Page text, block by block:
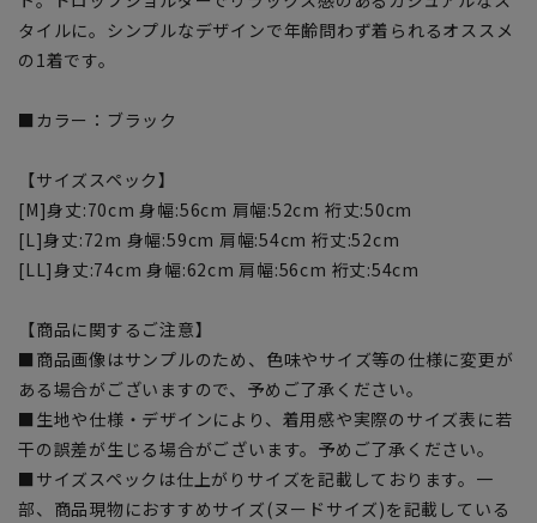
タイルに。シンプルなデザインで年齢問わず着られるオススメ
の1着です。
■カラー：ブラック
【サイズスペック】
[M]身丈:70cm 身幅:56cm 肩幅:52cm 裄丈:50cm
[L]身丈:72m 身幅:59cm 肩幅:54cm 裄丈:52cm
[LL]身丈:74cm 身幅:62cm 肩幅:56cm 裄丈:54cm
【商品に関するご注意】
■商品画像はサンプルのため、色味やサイズ等の仕様に変更が
ある場合がございますので、予めご了承ください。
■生地や仕様・デザインにより、着用感や実際のサイズ表に若
干の誤差が生じる場合がございます。予めご了承ください。
■サイズスペックは仕上がりサイズを記載しております。一
部、商品現物におすすめサイズ(ヌードサイズ)を記載している